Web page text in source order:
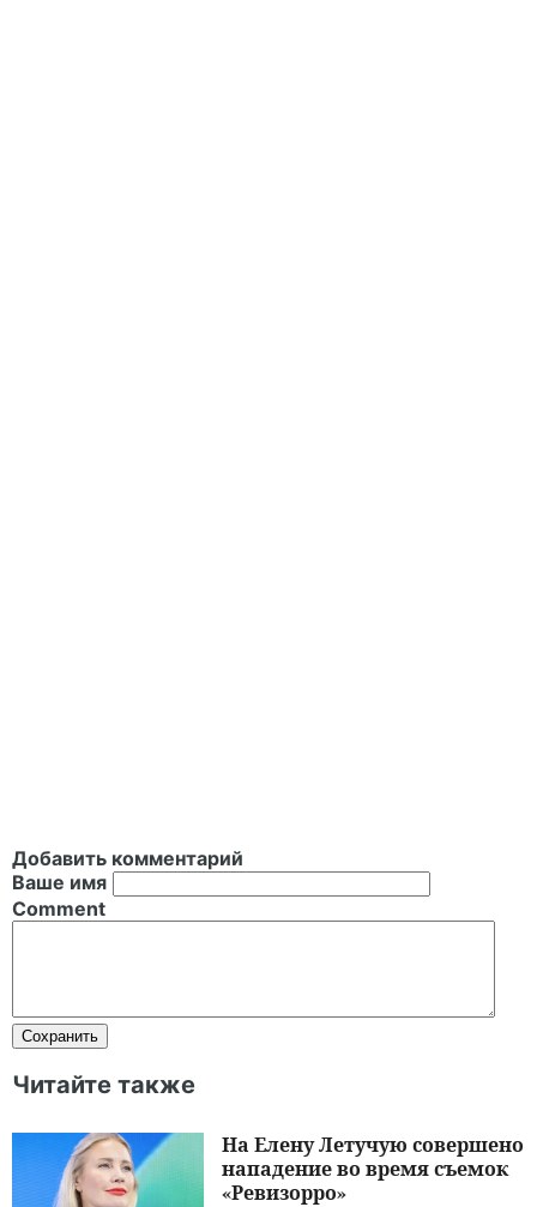
Добавить комментарий
Ваше имя
Comment
Читайте также
На Елену Летучую совершено
нападение во время съемок
«Ревизорро»